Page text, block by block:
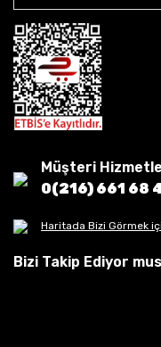
Müşteri
0(216) 661 68
Haritada Bizi Görmek
Bizi Takip Ediyor